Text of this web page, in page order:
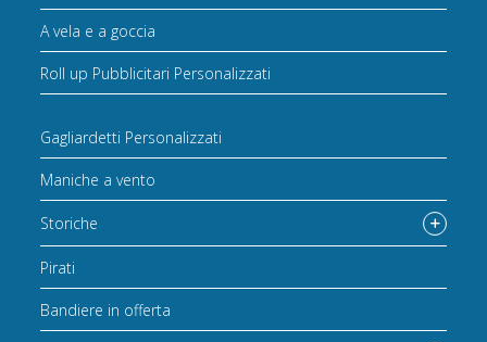
A vela e a goccia
Roll up Pubblicitari Personalizzati
Gagliardetti Personalizzati
Maniche a vento
Storiche
Pirati
Bandiere in offerta